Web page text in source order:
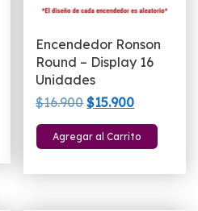
Encendedor Ronson
Round – Display 16
Unidades
$16.900El
precio
original
$15.900El
precio
actual
Agregar al Carrito